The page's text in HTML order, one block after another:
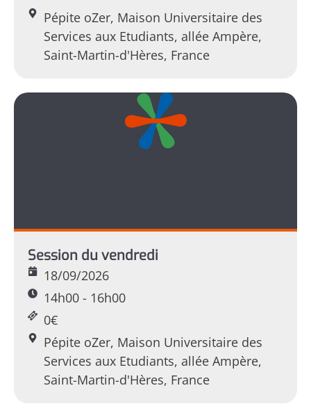
Pépite oZer, Maison Universitaire des
Services aux Etudiants, allée Ampère,
Saint-Martin-d'Hères, France
Session du vendredi
18/09/2026
14h00 - 16h00
0€
Pépite oZer, Maison Universitaire des
Services aux Etudiants, allée Ampère,
Saint-Martin-d'Hères, France